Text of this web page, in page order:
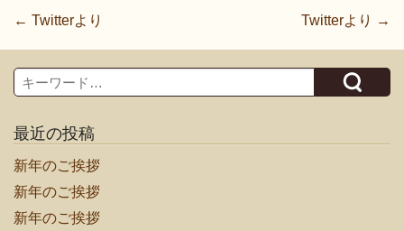
投
稿
ナ
ビ
ゲ
ー
シ
ョ
ン
← Twitterより Twitterより →
Search
最近の投稿
新年のご挨拶
新年のご挨拶
新年のご挨拶